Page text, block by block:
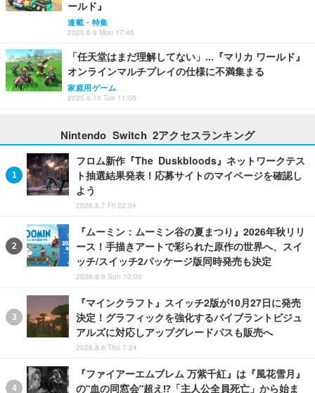
ールド』
連載・特集
2025.6.9 Mon 17:45
「任天堂はまだ理解してない」…『マリカ ワールド』
オンラインマルチプレイの仕様に不満集まる
家庭用ゲーム
2025.6.10 Tue 11:05
Nintendo Switch 2アクセスランキング
フロム新作『The Duskbloods』ネットワークテス
ト抽選結果発表！応募サイトのマイページを確認し
よう
2026.8.7 Fri 22:04
『ムーミン：ムーミン谷の夏まつり』2026年秋リリ
ース！手描きアートで彩られた原作の世界へ、スイ
ッチ/スイッチ2パッケージ版同時発売も決定
2026.8.9 Sun 10:00
『マインクラフト』スイッチ2版が10月27日に発売
決定！グラフィックを強化するバイブラントビジュ
アルズに対応しアップグレードパスも販売へ
2026.8.6 Thu 7:24
『ファイアーエムブレム 万紫千紅』は『風花雪月』
の“血の同窓会”超え!?「主人公全員死亡」から始ま